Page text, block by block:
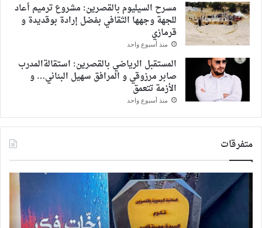
مسرح السيليوم بالقصرين: مشروع ترميم أعاد
للجهة وجهها الثقافي بفضل إرادة بوقديدة و
قرمازي
منذ أسبوع واحد
المستقبل الرياضي بالقصرين: استقالةالمدرب
صابر مرزوقي و المرافق سهيل البناني… و
الأزمة تتعمق
منذ أسبوع واحد
متفرقات
«زخّات
فِكر»..